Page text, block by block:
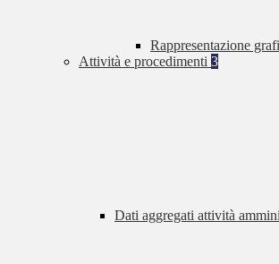
Rappresentazione
Attività e procedimenti 3
Dati aggregati attività